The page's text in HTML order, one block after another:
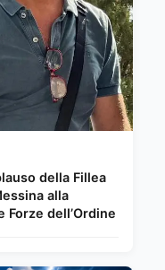
della Fillea
alla
Forze dell’Ordine